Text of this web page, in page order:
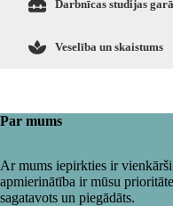
Darbnīcas studijas
Veselība un skaistums
Par mums
Ar mums iepirkties ir
apmierinātība ir mūsu
sagatavots un piegādāts.